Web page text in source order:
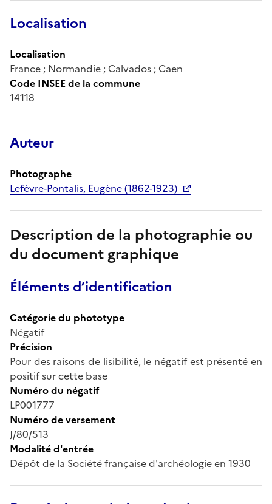
Localisation
Localisation
France ; Normandie ; Calvados ; Caen
Code INSEE de la commune
14118
Auteur
Photographe
Lefèvre-Pontalis, Eugène (1862-1923)
Description de la photographie ou
du document graphique
Éléments d’identification
Catégorie du phototype
Négatif
Précision
Pour des raisons de lisibilité, le négatif est présenté en
positif sur cette base
Numéro du négatif
LP001777
Numéro de versement
J/80/513
Modalité d'entrée
Dépôt de la Société française d'archéologie en 1930